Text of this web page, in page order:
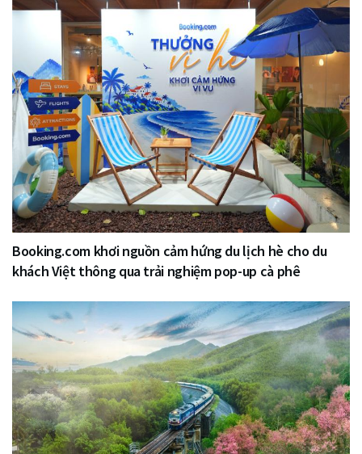
Booking.com khơi nguồn cảm hứng du lịch hè cho du
khách Việt thông qua trải nghiệm pop-up cà phê